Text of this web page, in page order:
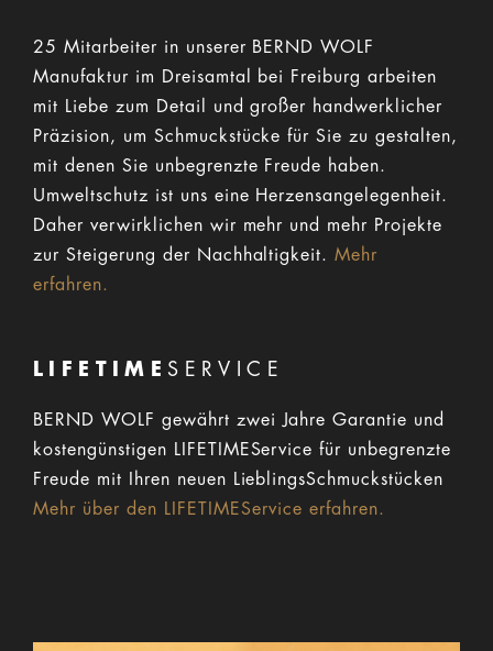
25 Mitarbeiter in unserer BERND WOLF
Manufaktur im Dreisamtal bei Freiburg arbeiten
mit Liebe zum Detail und großer handwerklicher
Präzision, um Schmuckstücke für Sie zu gestalten,
mit denen Sie unbegrenzte Freude haben.
Umweltschutz ist uns eine Herzensangelegenheit.
Daher verwirklichen wir mehr und mehr Projekte
zur Steigerung der Nachhaltigkeit.Mehr
erfahren.
LIFETIME SERVICE
BERND WOLF gewährt zwei Jahre Garantie und
kostengünstigen LIFETIMEService für unbegrenzte
Freude mit Ihren neuen LieblingsSchmuckstücken
Mehr über den LIFETIMEService erfahren.